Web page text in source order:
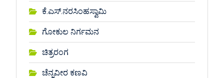
ಕೆ.ಎಸ್.ನರಸಿಂಹಸ್ವಾಮಿ
ಗೋಕುಲ ನಿರ್ಗಮನ
ಚಿತ್ರರಂಗ
ಚೆನ್ನವೀರ ಕಣವಿ